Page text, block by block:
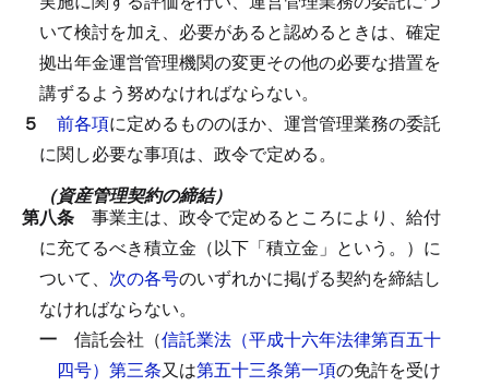
いて検討を加え、必要があると認めるときは、確定
拠出年金運営管理機関の変更その他の必要な措置を
講ずるよう努めなければならない。
５ 前各項に定めるもののほか、運営管理業務の委託
に関し必要な事項は、政令で定める。
（資産管理契約の締結）
第八条 事業主は、政令で定めるところにより、給付
に充てるべき積立金（以下「積立金」という。）に
ついて、 次の各号のいずれかに掲げる契約を締結し
なければならない。
一 信託会社（信託業法（平成十六年法律第百五十
四号）第三条又は第五十三条第一項の免許を受け